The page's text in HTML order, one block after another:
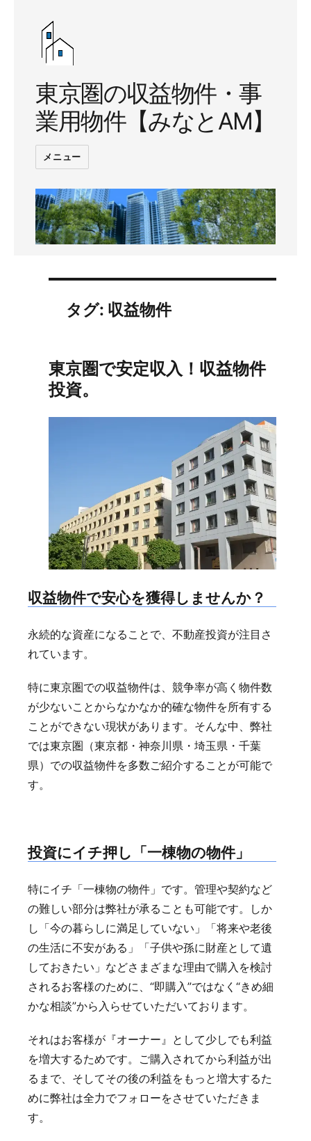
東京圏の収益物件・事
業用物件【みなとAM】
メニュー
タグ: 収益物件
東京圏で安定収入！収益物件
投資。
収益物件で安心を獲得しませんか？
永続的な資産になることで、不動産投資が注目さ
れています。
特に東京圏での収益物件は、競争率が高く物件数
が少ないことからなかなか的確な物件を所有する
ことができない現状があります。そんな中、弊社
では東京圏（東京都・神奈川県・埼玉県・千葉
県）での収益物件を多数ご紹介することが可能で
す。
投資にイチ押し「一棟物の物件」
特にイチ「一棟物の物件」です。管理や契約など
の難しい部分は弊社が承ることも可能です。しか
し「今の暮らしに満足していない」「将来や老後
の生活に不安がある」「子供や孫に財産として遺
しておきたい」などさまざまな理由で購入を検討
されるお客様のために、“即購入”ではなく“きめ細
かな相談”から入らせていただいております。
それはお客様が『オーナー』として少しでも利益
を増大するためです。ご購入されてから利益が出
るまで、そしてその後の利益をもっと増大するた
めに弊社は全力でフォローをさせていただきま
す。